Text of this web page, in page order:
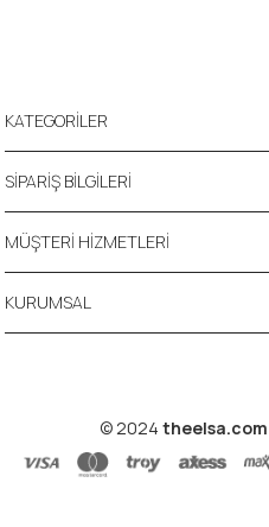
KATEGORİLER
SİPARİŞ BİLGİLERİ
MÜŞTERİ HİZMETLERİ
KURUMSAL
© 2024 theelsa.com